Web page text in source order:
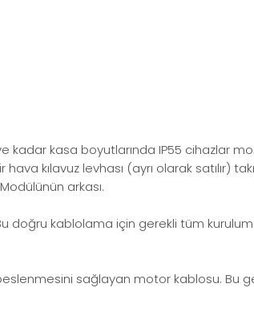
kadar kasa boyutlarında IP55 cihazlar
kılavuz levhası (ayrı olarak satılır)
arkası.
doğru kablolama için gerekli tüm
sağlayan motor kablosu. Bu